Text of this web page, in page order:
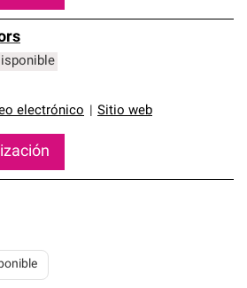
electrónico Sitio web